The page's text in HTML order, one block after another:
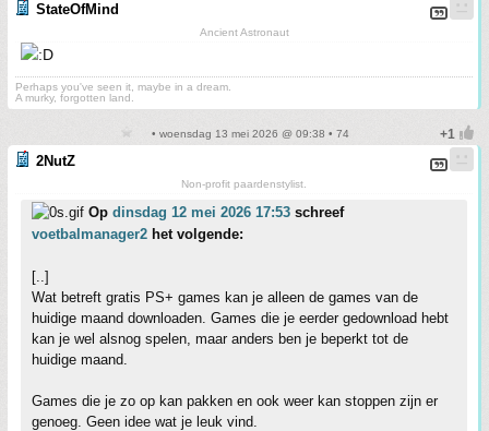
StateOfMind
Ancient Astronaut
Perhaps you've seen it, maybe in a dream.
A murky, forgotten land.
• woensdag 13 mei 2026 @ 09:38 • 74
2NutZ
Non-profit paardenstylist.
Op dinsdag 12 mei 2026 17:53 schreef
voetbalmanager2 het volgende:
[..]
Wat betreft gratis PS+ games kan je alleen de games van de
huidige maand downloaden. Games die je eerder gedownload hebt
kan je wel alsnog spelen, maar anders ben je beperkt tot de
huidige maand.
Games die je zo op kan pakken en ook weer kan stoppen zijn er
genoeg. Geen idee wat je leuk vind.